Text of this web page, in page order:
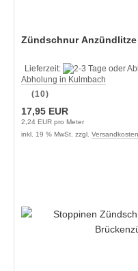
Zündschnur Anzündlitze
Lieferzeit:
Abholung in Kulmbach
(10)
17,95 EUR
2,24 EUR pro Meter
inkl. 19 % MwSt. zzgl. Versandkosten